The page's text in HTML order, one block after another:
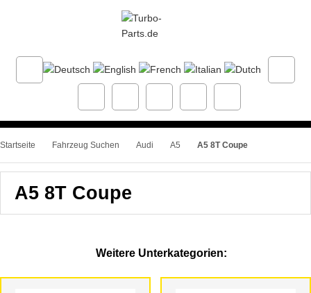
Startseite Fahrzeug Suchen Audi A5 A5 8T Coupe
A5 8T Coupe
Weitere Unterkategorien: